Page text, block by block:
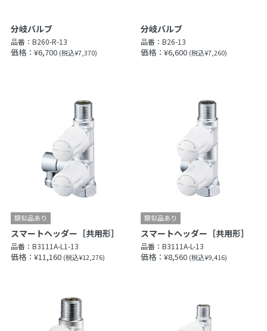
分岐バルブ
品番： B260-R-13
価格：¥6,700 (税込¥7,370)
分岐バルブ
品番：B26-13
価格：¥6,600 (税込¥7,260)
スマートヘッダー［共用形］
品番： B3111A-L1-13
価格：¥11,160 (税込¥12,276)
スマートヘッダー［共用形］
品番：B3111A-L-13
価格：¥8,560 (税込¥9,416)